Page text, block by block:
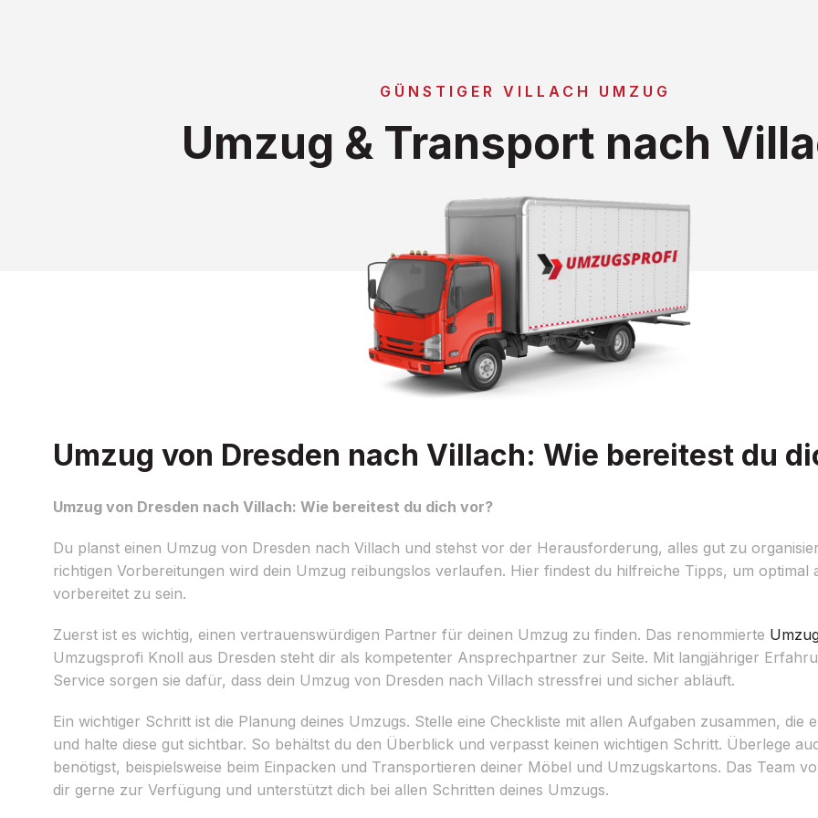
GÜNSTIGER VILLACH UMZUG
Umzug & Transport nach
Umzug von Dresden nach Villach: Wie bereitest du
Umzug von Dresden nach Villach: Wie bereitest du dich vor?
Du planst einen Umzug von Dresden nach Villach und stehst vor der Herausforderung, alles gut zu
richtigen Vorbereitungen wird dein Umzug reibungslos verlaufen. Hier findest du hilfreiche Tipps, um optimal
vorbereitet zu sein.
Zuerst ist es wichtig, einen vertrauenswürdigen Partner für deinen Umzug zu finden. Das renommierte
Umzugsprofi Knoll aus Dresden steht dir als kompetenter Ansprechpartner zur Seite. Mit langjähriger
Service sorgen sie dafür, dass dein Umzug von Dresden nach Villach stressfrei und sicher abläuft.
Ein wichtiger Schritt ist die Planung deines Umzugs. Stelle eine Checkliste mit allen Aufgaben zusammen, die
und halte diese gut sichtbar. So behältst du den Überblick und verpasst keinen wichtigen Schritt. Überlege
benötigst, beispielsweise beim Einpacken und Transportieren deiner Möbel und Umzugskartons. Das Team
dir gerne zur Verfügung und unterstützt dich bei allen Schritten deines Umzugs.